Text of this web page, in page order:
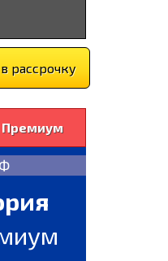
рассрочку
Премиум